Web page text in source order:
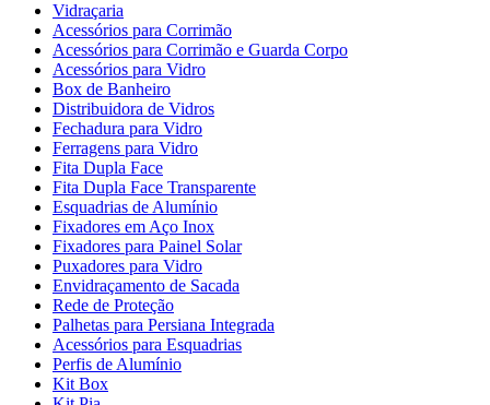
Vidraçaria
Acessórios para Corrimão
Acessórios para Corrimão e Guarda Corpo
Acessórios para Vidro
Box de Banheiro
Distribuidora de Vidros
Fechadura para Vidro
Ferragens para Vidro
Fita Dupla Face
Fita Dupla Face Transparente
Esquadrias de Alumínio
Fixadores em Aço Inox
Fixadores para Painel Solar
Puxadores para Vidro
Envidraçamento de Sacada
Rede de Proteção
Palhetas para Persiana Integrada
Acessórios para Esquadrias
Perfis de Alumínio
Kit Box